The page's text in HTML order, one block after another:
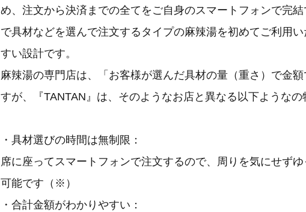
め、注文から決済までの全てをご自身のスマートフォンで完
で具材などを選んで注文するタイプの麻辣湯を初めてご利用
すい設計です。
麻辣湯の専門店は、「お客様が選んだ具材の量（重さ）で金
すが、『TANTAN』は、そのようなお店と異なる以下ようなの
・具材選びの時間は無制限：
席に座ってスマートフォンで注文するので、周りを気にせず
可能です（※）
・合計金額がわかりやすい：